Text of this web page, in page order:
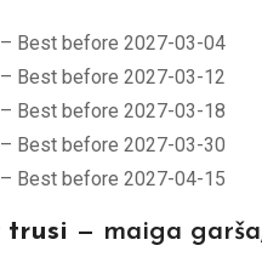
Best before 2027-03-04
Best before 2027-03-12
Best before 2027-03-18
Best before 2027-03-30
Best before 2027-04-15
trusi — maiga